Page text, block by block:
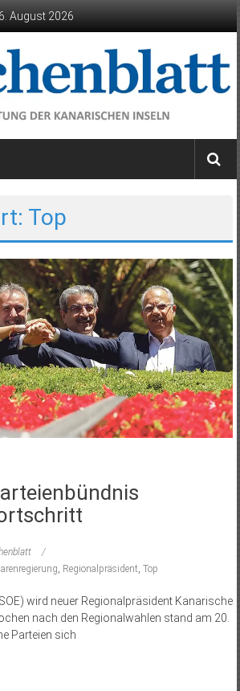
6. August 2026
Top
, Regionalpräsident, Top
wird neuer Regionalpräsident Kanarische
nach den Regionalwahlen stand am 20.
Parteien sich